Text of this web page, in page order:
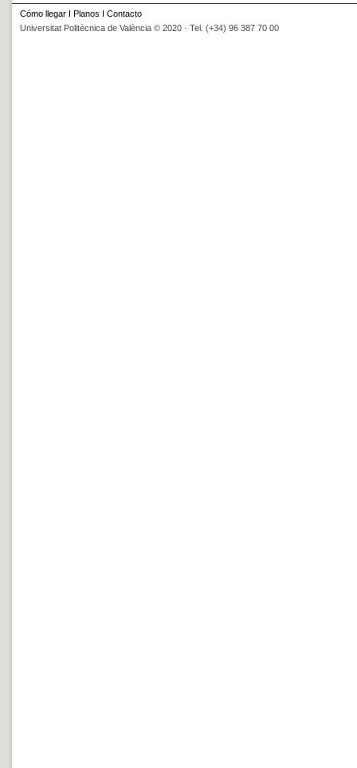
Cómo llegar I Planos I Contacto
Universitat Politècnica de València © 2020 · Tel. (+34) 96 387 70 00